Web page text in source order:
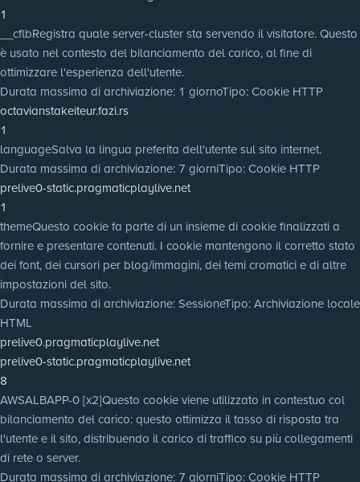
1
__cflbRegistra quale server-cluster sta servendo il visitatore. Questo
è usato nel contesto del bilanciamento del carico, al fine di
ottimizzare l'esperienza dell'utente.
Durata massima di archiviazione: 1 giornoTipo: Cookie HTTP
octavianstakeiteur.fazi.rs
1
languageSalva la lingua preferita dell'utente sul sito internet.
Durata massima di archiviazione: 7 giorniTipo: Cookie HTTP
prelive0-static.pragmaticplaylive.net
1
themeQuesto cookie fa parte di un insieme di cookie finalizzati a
fornire e presentare contenuti. I cookie mantengono il corretto stato
dei font, dei cursori per blog/immagini, dei temi cromatici e di altre
impostazioni del sito.
Durata massima di archiviazione: SessioneTipo: Archiviazione locale
HTML
prelive0.pragmaticplaylive.net
prelive0-static.pragmaticplaylive.net
8
AWSALBAPP-0 [x2]Questo cookie viene utilizzato in contestuo col
bilanciamento del carico: questo ottimizza il tasso di risposta tra
l'utente e il sito, distribuendo il carico di traffico su più collegamenti
di rete o server.
Durata massima di archiviazione: 7 giorniTipo: Cookie HTTP